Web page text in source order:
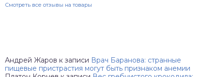
Смотреть все отзывы на товары
Андрей Жаров к записи Врач Баранова: странные
пищевые пристрастия могут быть признаком анемии